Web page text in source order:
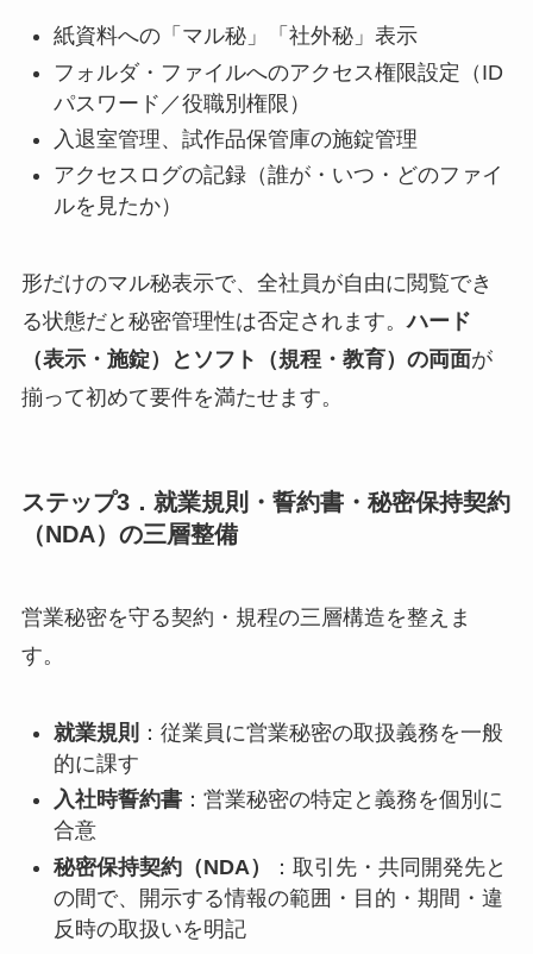
紙資料への「マル秘」「社外秘」表示
フォルダ・ファイルへのアクセス権限設定（ID
パスワード／役職別権限）
入退室管理、試作品保管庫の施錠管理
アクセスログの記録（誰が・いつ・どのファイ
ルを見たか）
形だけのマル秘表示で、全社員が自由に閲覧でき
る状態だと秘密管理性は否定されます。ハード
（表示・施錠）とソフト（規程・教育）の両面が
揃って初めて要件を満たせます。
ステップ3．就業規則・誓約書・秘密保持契約
（NDA）の三層整備
営業秘密を守る契約・規程の三層構造を整えま
す。
就業規則 ：従業員に営業秘密の取扱義務を一般
的に課す
入社時誓約書：営業秘密の特定と義務を個別に
合意
秘密保持契約（NDA）
：取引先・共同開発先と
の間で、開示する情報の範囲・目的・期間・違
反時の取扱いを明記